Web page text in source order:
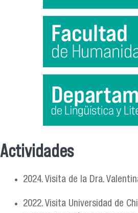
Actividades
2024. Visita de la Dra.
2022. Visita Universidad de